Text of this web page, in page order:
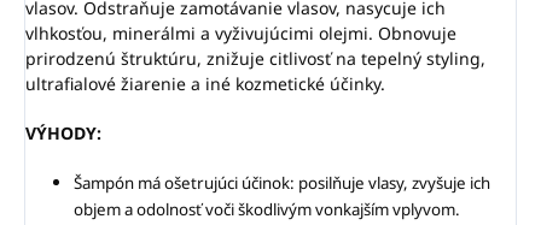
vlasov. Odstraňuje zamotávanie vlasov, nasycuje ich
vlhkosťou, minerálmi a vyživujúcimi olejmi. Obnovuje
prirodzenú štruktúru, znižuje citlivosť na tepelný styling,
ultrafialové žiarenie a iné kozmetické účinky.
VÝHODY:
Šampón má ošetrujúci účinok: posilňuje vlasy, zvyšuje ich
objem a odolnosť voči škodlivým vonkajším vplyvom.